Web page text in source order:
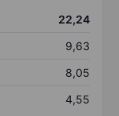
22,24
9,63
8,05
4,55